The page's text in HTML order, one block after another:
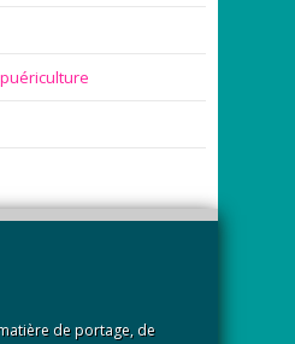
de portage, de